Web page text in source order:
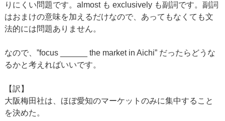
りにくい問題です。almost も exclusively も副詞です。副詞
はおまけの意味を加えるだけなので、あってもなくても文
法的には問題ありません。
なので、”focus ______ the market in Aichi” だったらどうな
るかと考えればいいです。
【訳】
大阪梅田社は、ほぼ愛知のマーケットのみに集中すること
を決めた。